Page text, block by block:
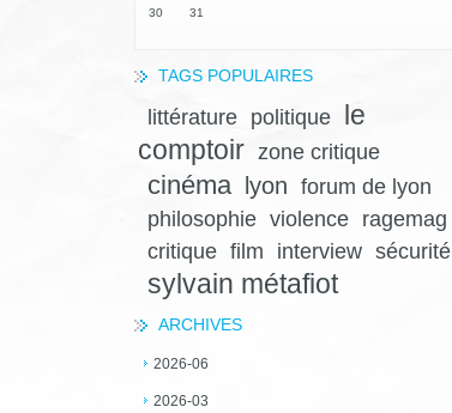
30
31
TAGS POPULAIRES
littérature politique
le
comptoir zone critique
cinéma lyon forum de lyon
philosophie violence
ragemag
critique film interview sécurité
sylvain métafiot
ARCHIVES
2026-06
2026-03